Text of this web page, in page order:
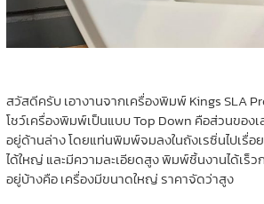
สวัสดีครับ เอางานจากเครื่องพิมพ์ Kings SLA
โชว์เครื่องพิมพ์เป็นแบบ Top Down คือส่วนของ
อยู่ด้านล่าง โดยแท่นพิมพ์จมลงในถังเรซิ่นไปเรื่
ได้ใหญ่ และมีความละเอียดสูง พิมพ์ชิ้นงานได้เร็ว
อยู่บ้างคือ เครื่องมีขนาดใหญ่ ราคาจัดว่าสูง